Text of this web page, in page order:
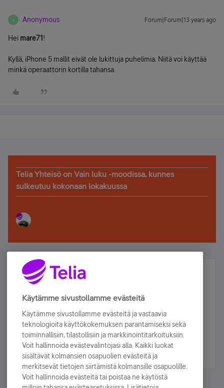
A Anonymous Forum|Forum|13 years ago
Hei mare71 !
Kyllä, iPhone 5 mallit eivät ole lukittuja puhelimia. Niitä voi käyttää
minkä operaattorin kortilla tahansa.
Telia Yhteisö on Vain luku -moodissa, kunnes
sulkeutuu kokonaan lokakuussa
Älä jää paitsi – osallistu ja voita!
Tilaa Telian uutiskirje ja olet mukana arvonnassa.
sähköpostiisi.
Tilaa nyt
Käytämme sivustollamme evästeitä
Käytämme sivustollamme evästeitä ja vastaavia
teknologioita käyttökokemuksen parantamiseksi sekä
toiminnallisiin, tilastollisiin ja markkinointitarkoituksiin.
Voit hallinnoida evästevalintojasi alla. Kaikki luokat
sisältävät kolmansien osapuolien evästeitä ja
merkitsevät tietojen siirtämistä kolmansille osapuolille.
Voit hallinnoida evästeitä tai poistaa ne käytöstä